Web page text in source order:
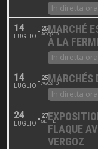
In diretta ora
14
LUGLIO
25
AGOSTO
MARCHÉ
À LA
In diretta ora
14
LUGLIO
25
AGOSTO
MARCHÉS
In diretta ora
24
LUGLIO
27
SETTE
FLAQUE
VERGOZ